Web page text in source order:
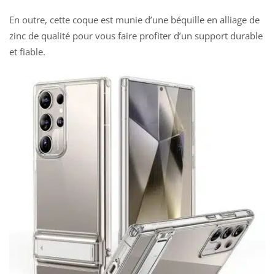
En outre, cette coque est munie d’une béquille en alliage de
zinc de qualité pour vous faire profiter d’un support durable
et fiable.